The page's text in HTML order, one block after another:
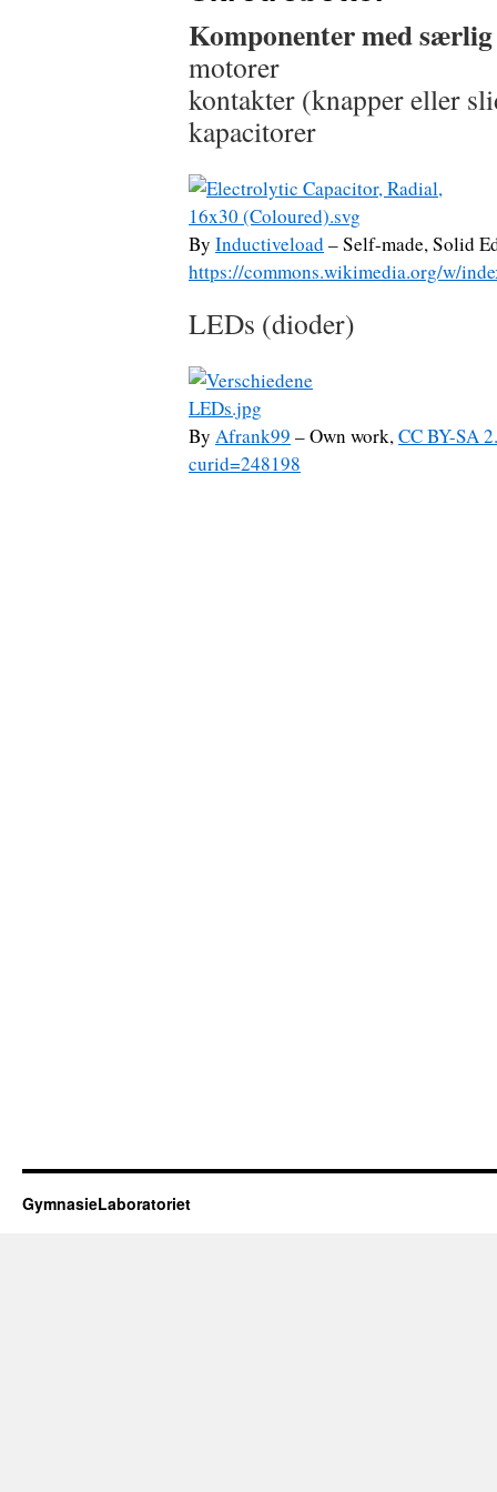
Komponenter med
motorer
kontakter (knapper eller
kapacitorer
By Inductiveload– Self-made, Solid
https://commons.wikimedia.org/w/
LEDs (dioder)
By Afrank99 –Own work,CC BY-SA
curid=248198
GymnasieLaboratoriet